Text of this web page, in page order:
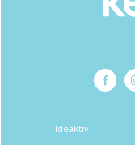
Ideaktiv